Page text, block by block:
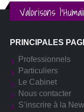
Valorisons
PRINCIPALES
Professionnels
Particuliers
Le Cabinet
Nous contacter
S’inscrire à la